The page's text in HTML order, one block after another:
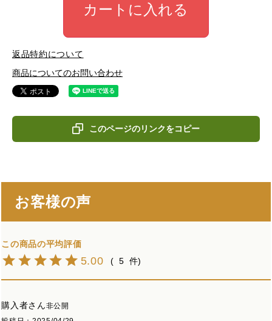
カートに入れる
返品特約について
商品についてのお問い合わせ
このページのリンクをコピー
お客様の声
5.00 5
購入者
非公開